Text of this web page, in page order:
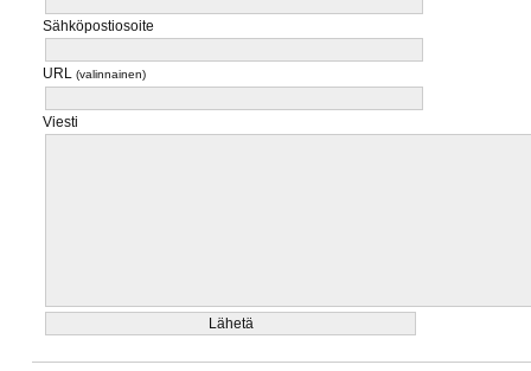
Sähköpostiosoite
URL (valinnainen)
Viesti